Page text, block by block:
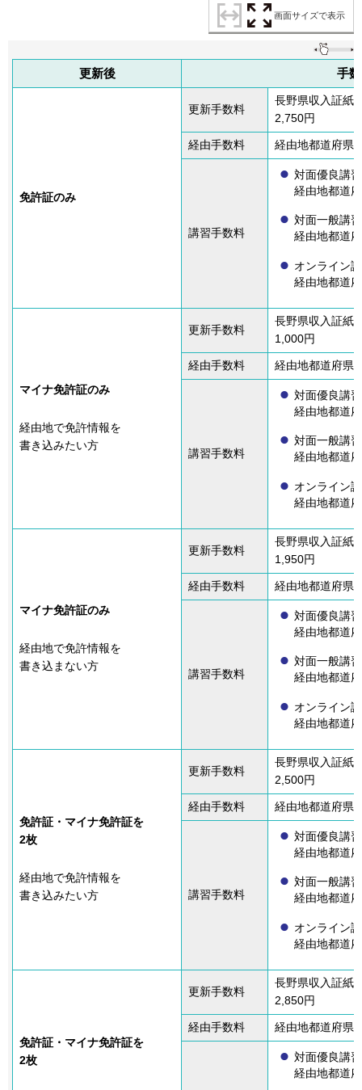
画面サイズで表示
更新後 手
免許証のみ
更新手数料
長野県収入証紙
2,750円
経由手数料 経由地都道府県
講習手数料
対面優良講習
経由地都道
対面一般講習
経由地都道
オンライン
経由地都道
マイナ免許証のみ
経由地で免許情報を
書き込みたい方
更新手数料
長野県収入証紙
1,000円
経由手数料 経由地都道府県
講習手数料
対面優良講習
経由地都道
対面一般講習
経由地都道
オンライン
経由地都道
マイナ免許証のみ
経由地で免許情報を
書き込まない方
更新手数料
長野県収入証紙
1,950円
経由手数料 経由地都道府県
講習手数料
対面優良講習
経由地都道
対面一般講習
経由地都道
オンライン
経由地都道
免許証・マイナ免許証を
2枚
経由地で免許情報を
書き込みたい方
更新手数料
長野県収入証紙
2,500円
経由手数料 経由地都道府県
講習手数料
対面優良講習
経由地都道
対面一般講習
経由地都道
オンライン
経由地都道
免許証・マイナ免許証を
2枚
更新手数料
長野県収入証紙
2,850円
経由手数料 経由地都道府県
対面優良講習
経由地都道